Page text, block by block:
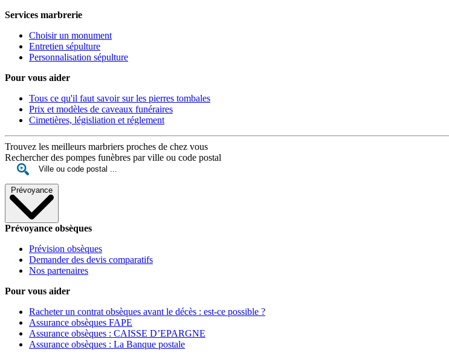
Services marbrerie
Choisir un monument
Entretien sépulture
Personnalisation sépulture
Pour vous aider
Tous ce qu'il faut savoir sur les pierres tombales
Prix et modèles de caveaux funéraires
Cimetières, législiation et réglement
Trouvez les meilleurs marbriers proches de chez vous
Rechercher des pompes funèbres par ville ou code postal
Prévoyance
Prévoyance obsèques
Prévision obsèques
Demander des devis comparatifs
Nos partenaires
Pour vous aider
Racheter un contrat obsèques avant le décès : est-ce possible ?
Assurance obsèques FAPE
Assurance obsèques : CAISSE D’EPARGNE
Assurance obsèques : La Banque postale